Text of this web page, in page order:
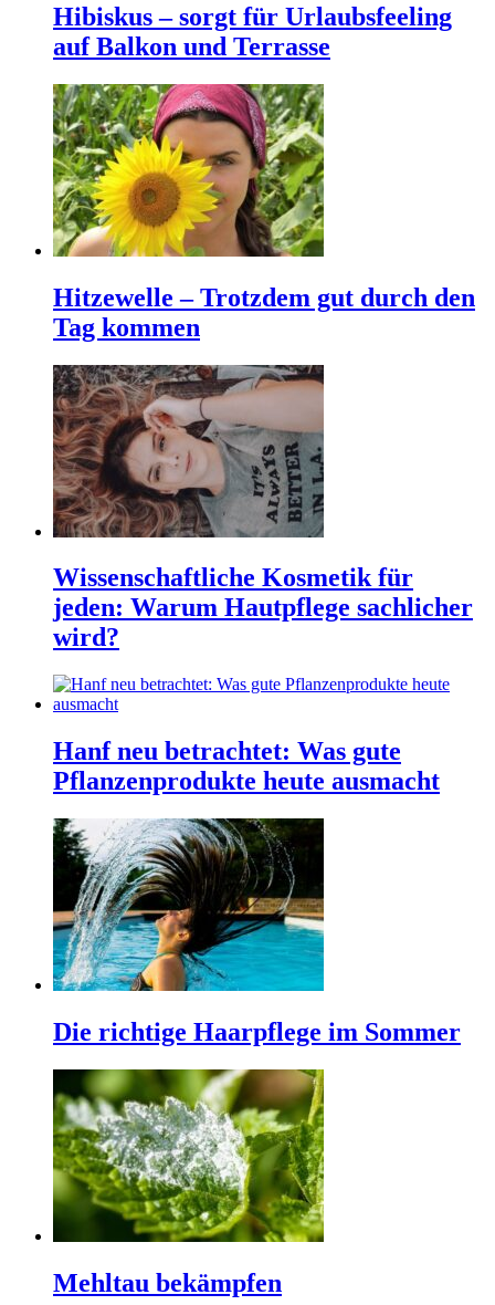
Hibiskus – sorgt für Urlaubsfeeling
auf Balkon und Terrasse
Hitzewelle – Trotzdem gut durch den
Tag kommen
Wissenschaftliche Kosmetik für
jeden: Warum Hautpflege sachlicher
wird?
Hanf neu betrachtet: Was gute
Pflanzenprodukte heute ausmacht
Die richtige Haarpflege im Sommer
Mehltau bekämpfen